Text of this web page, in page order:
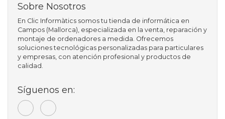
Sobre Nosotros
En Clic Informàtics somos tu tienda de informática en
Campos (Mallorca), especializada en la venta, reparación y
montaje de ordenadores a medida. Ofrecemos
soluciones tecnológicas personalizadas para particulares
y empresas, con atención profesional y productos de
calidad.
Síguenos en: